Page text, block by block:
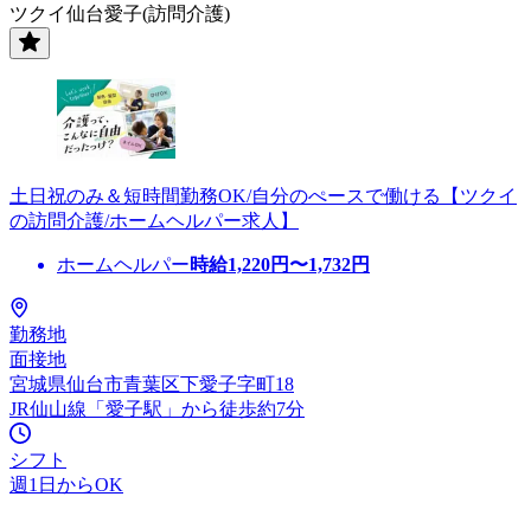
ツクイ仙台愛子(訪問介護)
土日祝のみ＆短時間勤務OK/自分のぺースで働ける【ツクイ
の訪問介護/ホームヘルパー求人】
ホームヘルパー時給1,220円〜1,732円
勤務地
面接地
宮城県仙台市青葉区下愛子字町18
JR仙山線「愛子駅」から徒歩約7分
シフト
週1日からOK